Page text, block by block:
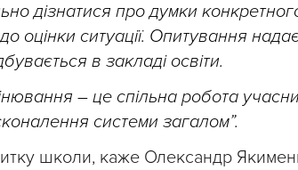
дізнатися про думки
оцінки ситуації. Опитування
в закладі освіти.
– це спільна робота
системи загалом”.
школи, каже Олександр